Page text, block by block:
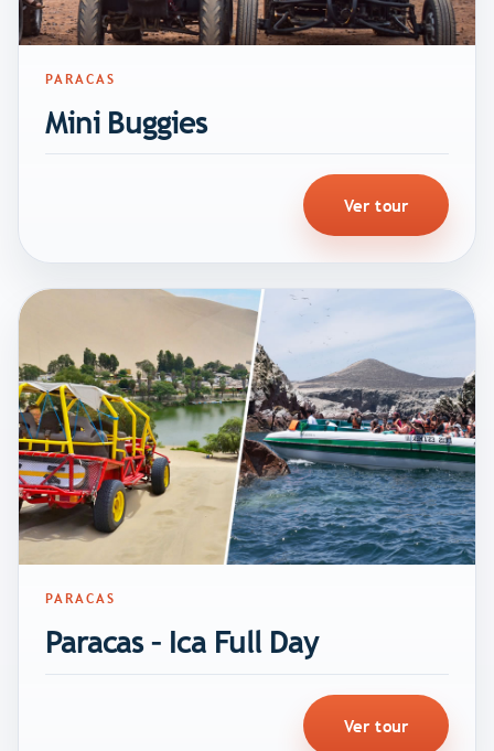
PARACAS
Mini Buggies
Ver tour
PARACAS
Paracas – Ica Full Day
Ver tour